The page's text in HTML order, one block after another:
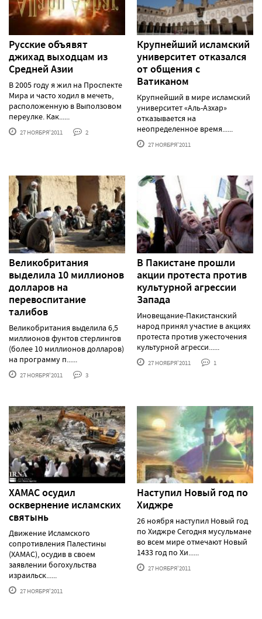
Русские объявят
джихад выходцам из
Средней Азии
В 2005 году я жил на Проспекте
Мира и часто ходил в мечеть,
расположенную в Выползовом
переулке. Как......
27 НОЯБРЯ'2011 2
Крупнейший исламский
университет отказался
от общения с
Ватиканом
Крупнейший в мире исламский
университет «Аль-Азхар»
отказывается на
неопределенное время......
27 НОЯБРЯ'2011
Великобритания
выделила 10 миллионов
долларов на
перевоспитание
талибов
Великобритания выделила 6,5
миллионов фунтов стерлингов
(более 10 миллионов долларов)
на программу п......
27 НОЯБРЯ'2011 3
В Пакистане прошли
акции протеста против
культурной агрессии
Запада
Иновещание-Пакистанский
народ принял участие в акциях
протеста против ужесточения
культурной агресси......
27 НОЯБРЯ'2011 1
ХАМАС осудил
осквернение исламских
святынь
Движение Исламского
сопротивления Палестины
(ХАМАС), осудив в своем
заявлении богохульства
израильск......
27 НОЯБРЯ'2011
Наступил Новый год по
Хиджре
26 ноября наступил Новый год
по Хиджре Сегодня мусульмане
во всем мире отмечают Новый
1433 год по Хи......
27 НОЯБРЯ'2011